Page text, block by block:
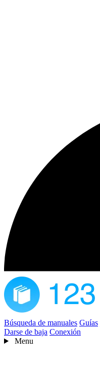
Búsqueda de manuales Guías
Darse de baja Conexión
Menu